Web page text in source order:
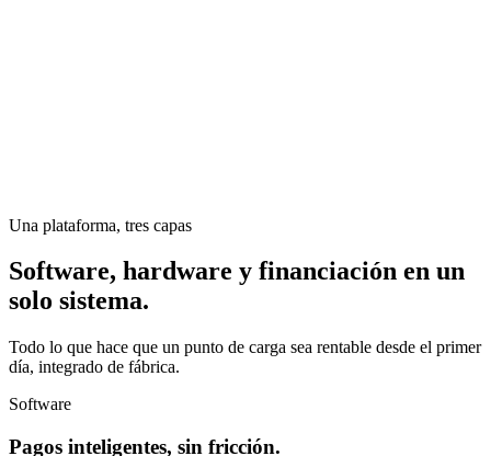
Una plataforma, tres capas
Software, hardware y financiación en un
solo sistema.
Todo lo que hace que un punto de carga sea rentable desde el primer
día, integrado de fábrica.
Software
Pagos inteligentes, sin fricción.